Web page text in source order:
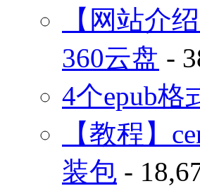
【网站介
360云盘 -
4个epub格
【教程】
装包 -